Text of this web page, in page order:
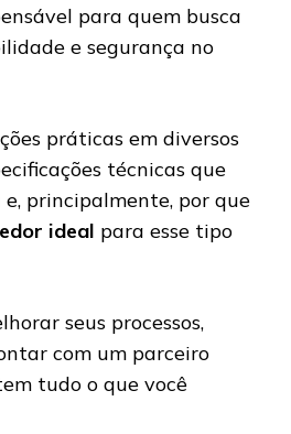
para quem busca
e segurança no
práticas em diversos
técnicas que
principalmente, por que
ideal para esse tipo
seus processos,
com um parceiro
tudo o que você